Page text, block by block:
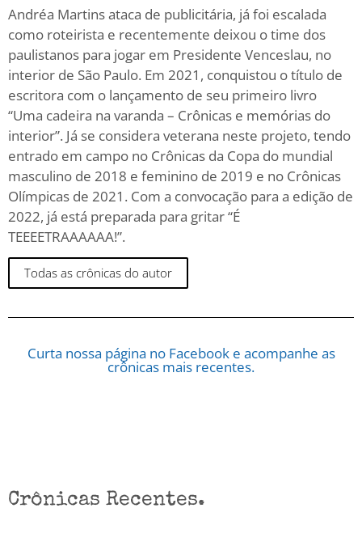
Andréa Martins ataca de publicitária, já foi escalada
como roteirista e recentemente deixou o time dos
paulistanos para jogar em Presidente Venceslau, no
interior de São Paulo. Em 2021, conquistou o título de
escritora com o lançamento de seu primeiro livro
“Uma cadeira na varanda – Crônicas e memórias do
interior”. Já se considera veterana neste projeto, tendo
entrado em campo no Crônicas da Copa do mundial
masculino de 2018 e feminino de 2019 e no Crônicas
Olímpicas de 2021. Com a convocação para a edição de
2022, já está preparada para gritar “É
TEEEETRAAAAAA!”.
Todas as crônicas do autor
Curta nossa página no Facebook e acompanhe as
crônicas mais recentes.
Crônicas Recentes.